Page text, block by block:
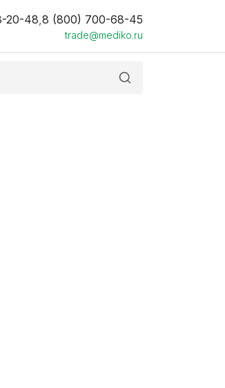
20-48 8 (800) 700-68-45
trade@mediko.ru